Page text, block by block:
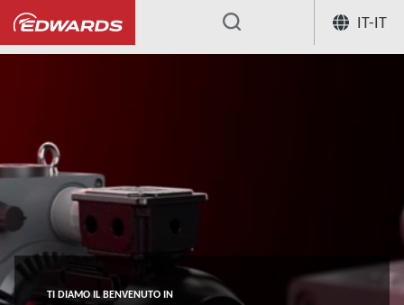
IT-IT
...
TI DIAMO IL BENVENUTO IN